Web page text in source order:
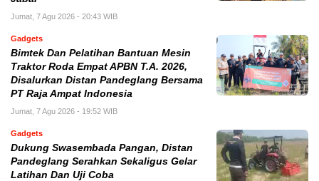
Jumat, 7 Agu 2026 - 20:43 WIB
Gadgets
Bimtek Dan Pelatihan Bantuan Mesin
Traktor Roda Empat APBN T.A. 2026,
Disalurkan Distan Pandeglang Bersama
PT Raja Ampat Indonesia
Jumat, 7 Agu 2026 - 19:52 WIB
Gadgets
Dukung Swasembada Pangan, Distan
Pandeglang Serahkan Sekaligus Gelar
Latihan Dan Uji Coba